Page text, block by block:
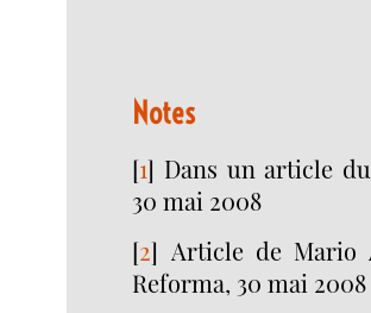
Notes
[1] Dans un article
30 mai 2008
[2] Article de Mario
Reforma, 30 mai 2008